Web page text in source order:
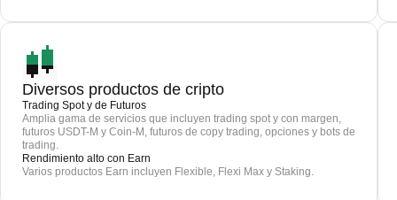
Diversos productos de cripto
Trading Spot y de Futuros
Amplia gama de servicios que incluyen trading spot y con margen,
futuros USDT-M y Coin-M, futuros de copy trading, opciones y bots de
trading.
Rendimiento alto con Earn
Varios productos Earn incluyen Flexible, Flexi Max y Staking.